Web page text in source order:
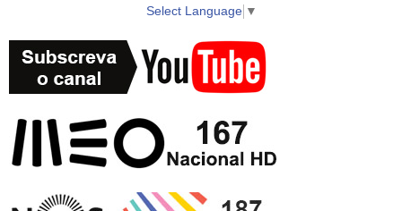
► WebTV AzoresTV http://www.azorestv.com/
► Facebook https://www.facebook.com/vitecazorestv
► Twitter https://twitter.com/azorestv
Select Language ▼